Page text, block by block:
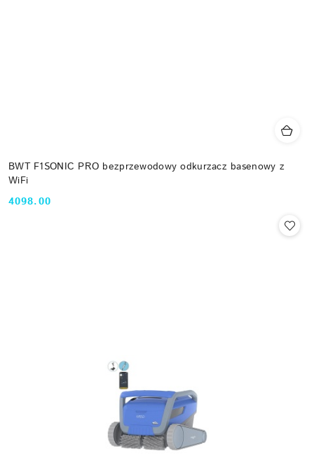
BWT F1SONIC PRO bezprzewodowy odkurzacz basenowy z
WiFi
Cena:
4098.00